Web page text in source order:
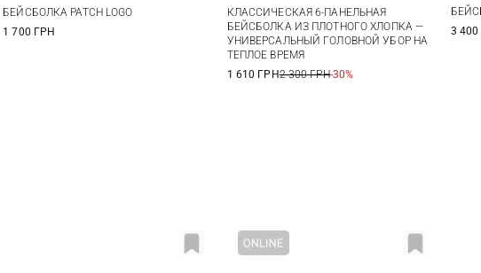
One size
БЕЙСБОЛКА PATCH LOGO
1 700 ГРН
One size
КЛАССИЧЕСКАЯ 6-ПАНЕЛЬНАЯ
БЕЙСБОЛКА ИЗ ПЛОТНОГО ХЛОПКА —
УНИВЕРСАЛЬНЫЙ ГОЛОВНОЙ УБОР НА
ТЕПЛОЕ ВРЕМЯ
1 610 ГРН2 300 ГРН-30%
3